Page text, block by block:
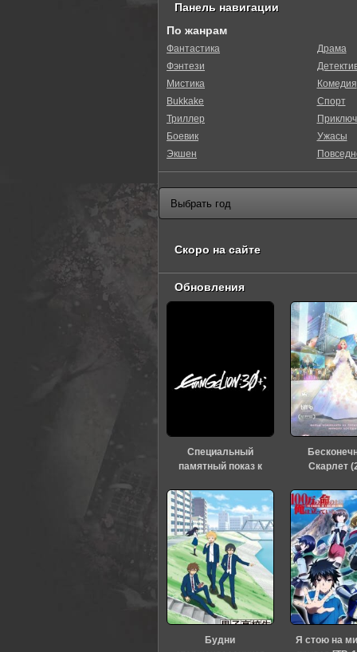
Панель навигации
По жанрам
Фантастика
Фэнтези
Мистика
Bukkake
Триллер
Боевик
Экшен
Драма
Комедия
Спорт
Ужасы
Скоро на сайте
Обновления
Специальный
памятный показ к
«Евангелиона» (2026)
Скарлет
Будни
Я стою на